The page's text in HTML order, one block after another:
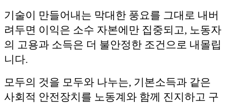
기술이 만들어내는 막대한 풍요를 그대로 내버
려두면 이익은 소수 자본에만 집중되고, 노동자
의 고용과 소득은 더 불안정한 조건으로 내몰립
니다.
모두의 것을 모두와 나누는, 기본소득과 같은
사회적 안전장치를 노동계와 함께 진지하고 구